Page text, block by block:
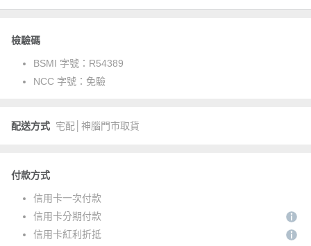
檢驗碼
BSMI 字號： R54389
NCC 字號： 免驗
配送方式 宅配│神腦門市取貨
付款方式
信用卡一次付款
信用卡分期付款
信用卡紅利折抵